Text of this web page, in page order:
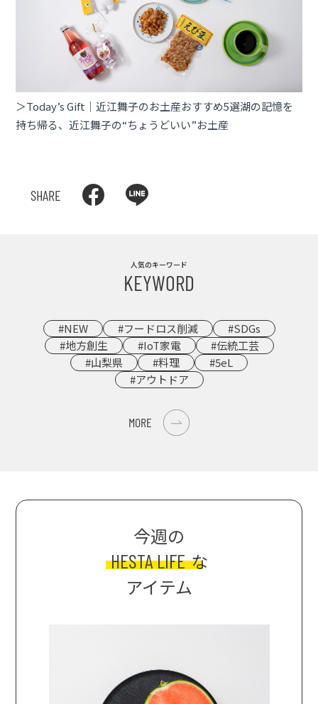
＞Today’s Gift｜近江舞子のお土産おすすめ5選湖の記憶を
持ち帰る、近江舞子の“ちょうどいい”お土産
SHARE
人気のキーワード
KEYWORD
#NEW #フードロス削減
#SDGs
#地方創生
#IoT家電
#伝統工芸
#山梨県
#料理
#5eL
#アウトドア
MORE
今週の
HESTA LIFE な
アイテム